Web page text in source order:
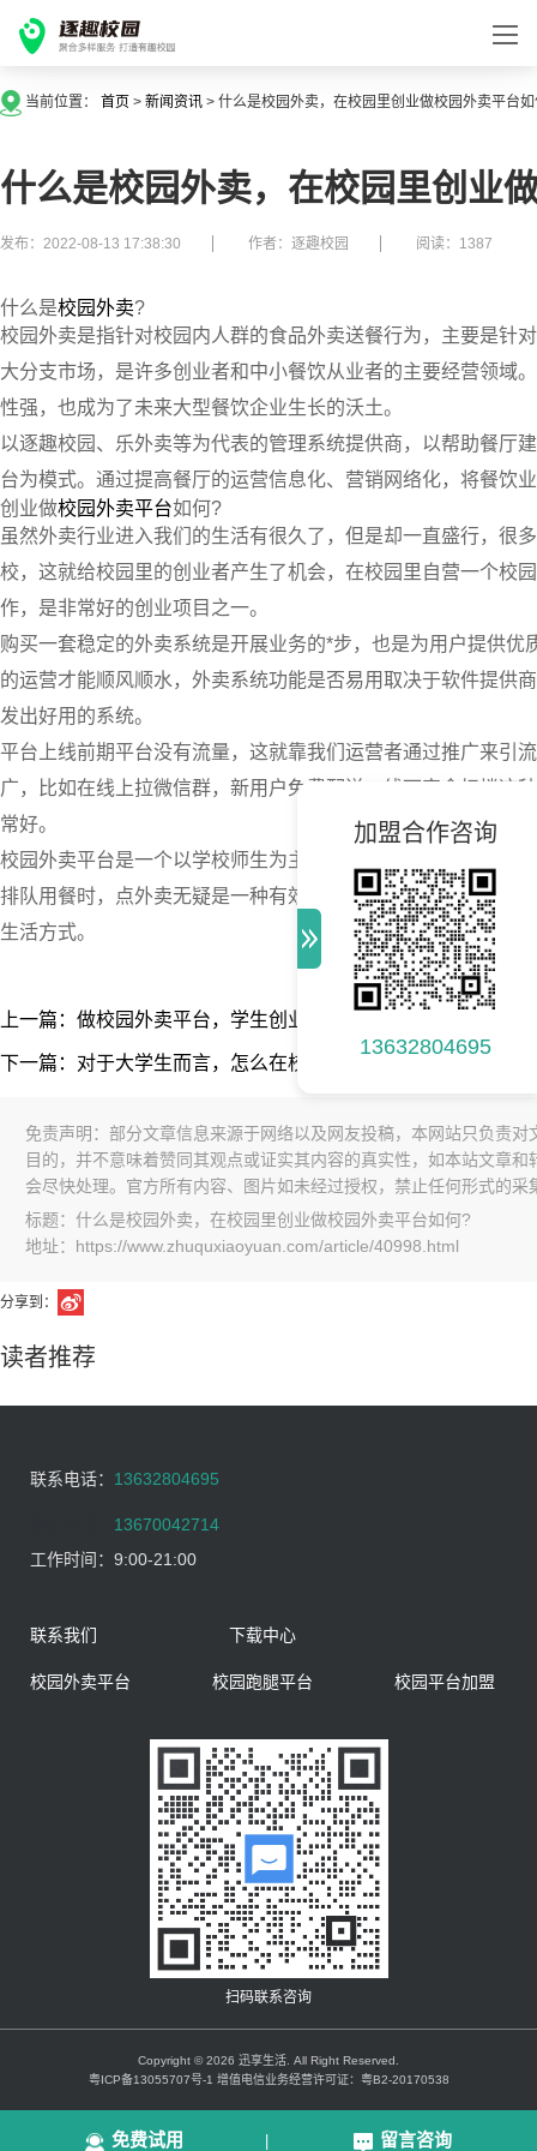
加盟合作咨询
13632804695
当前位置： 首页 > 新闻资讯 > 什么是校园外卖，在校园里创业做校园外卖平台
什么是校园外卖，在校园里创业
发布：2022-08-13 17:38:30 作者：逐趣校园 阅读：1387
什么是校园外卖?
校园外卖是指针对校园内人群的食品外卖送餐行为，主要是针
大分支市场，是许多创业者和中小餐饮从业者的主要经营领域
性强，也成为了未来大型餐饮企业生长的沃土。
以逐趣校园、乐外卖等为代表的管理系统提供商，以帮助餐厅
台为模式。通过提高餐厅的运营信息化、营销网络化，将餐饮
创业做校园外卖平台如何?
虽然外卖行业进入我们的生活有很久了，但是却一直盛行，很
校，这就给校园里的创业者产生了机会，在校园里自营一个校
作，是非常好的创业项目之一。
购买一套稳定的外卖系统是开展业务的*步，也是为用户提供
的运营才能顺风顺水，外卖系统功能是否易用取决于软件提供
发出好用的系统。
平台上线前期平台没有流量，这就靠我们运营者通过推广来引
广，比如在线上拉微信群，新用户免费配送，线下宿舍扫楼这
常好。
校园外卖平台是一个以学校师生为主要服务对象，为其提供外
排队用餐时，点外卖无疑是一种有效解决方式。校园外卖平台
生活方式。
上一篇：做校园外卖平台，学生创业者应该从何下手？
下一篇：对于大学生而言，怎么在校园做外卖平台?
免责声明：部分文章信息来源于网络以及网友投稿，本网站只负责
目的，并不意味着赞同其观点或证实其内容的真实性，如本站文章
会尽快处理。官方所有内容、图片如未经过授权，禁止任何形式的采
标题：什么是校园外卖，在校园里创业做校园外卖平台如何?
地址：https://www.zhuquxiaoyuan.com/article/40998.html
分享到：
读者推荐
联系电话： 13632804695
13670042714
工作时间： 9:00-21:00
联系我们 下载中心
校园外卖平台 校园跑腿平台 校园平台加盟
扫码联系咨询
Copyright © 2026 迅享生活. All Right Reserved.
粤ICP备13055707号-1 增值电信业务经营许可证：粤B2-20170538
免费试用 留言咨询